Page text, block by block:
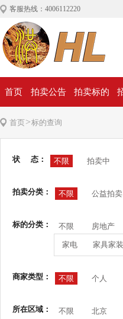
客服热线：4006112220
首页 拍卖公告 拍卖标的
首页>标的查询
状 态： 不限 拍卖中
拍卖分类： 不限 公益拍卖
标的分类： 不限 房地产
家电 家具家装
商家类型： 不限 个人
所在区域： 不限 北京